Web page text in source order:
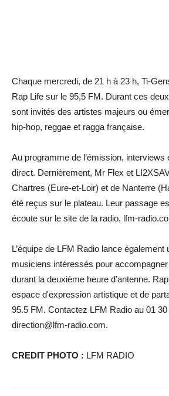
Chaque mercredi, de 21 h à 23 h, Ti-
Rap Life sur le 95,5 FM. Durant ces
sont invités des artistes majeurs ou
hip-hop, reggae et ragga française.
Au programme de l’émission, interviews
direct. Dernièrement, Mr Flex et
Chartres (Eure-et-Loir) et de Nanterre
été reçus sur le plateau. Leur passage
écoute sur le site de la radio, lfm-
L’équipe de LFM Radio lance également
musiciens intéressés pour
durant la deuxième heure d’antenne.
espace d'expression artistique et de
95.5 FM. Contactez LFM Radio au 01
direction@lfm-radio.com.
CREDIT PHOTO : LFM RADIO